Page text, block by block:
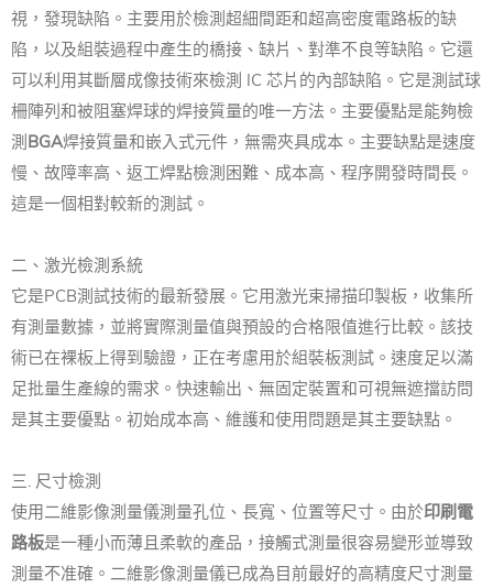
視，發現缺陷。主要用於檢測超細間距和超高密度電路板的缺
陷，以及組裝過程中產生的橋接、缺片、對準不良等缺陷。它還
可以利用其斷層成像技術來檢測 IC 芯片的內部缺陷。它是測試球
柵陣列和被阻塞焊球的焊接質量的唯一方法。主要優點是能夠檢
測 BGA焊接質量和嵌入式元件，無需夾具成本。主要缺點是速度
慢、故障率高、返工焊點檢測困難、成本高、程序開發時間長。
這是一個相對較新的測試。
二、激光檢測系統
它是PCB測試技術的最新發展。它用激光束掃描印製板，收集所
有測量數據，並將實際測量值與預設的合格限值進行比較。該技
術已在裸板上得到驗證，正在考慮用於組裝板測試。速度足以滿
足批量生產線的需求。快速輸出、無固定裝置和可視無遮擋訪問
是其主要優點。初始成本高、維護和使用問題是其主要缺點。
三. 尺寸檢測
使用二維影像測量儀測量孔位、長寬、位置等尺寸。由於印刷電
路板是一種小而薄且柔軟的產品，接觸式測量很容易變形並導致
測量不准確。二維影像測量儀已成為目前最好的高精度尺寸測量